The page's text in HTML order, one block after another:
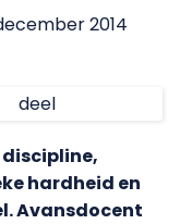
2014
deel
hardheid en
Avansdocent